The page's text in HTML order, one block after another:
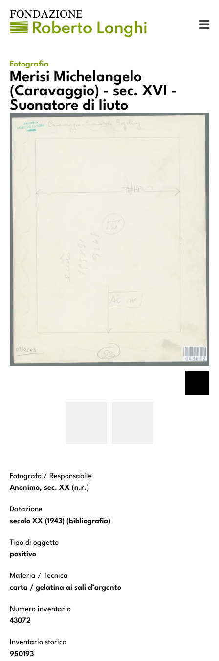
Merisi Michelangelo (Caravaggio) - sec. XVI - Suonatore di
liuto
Merisi Michelangelo
(Caravaggio) - sec. XVI -
Suonatore di liuto
Fotografia
Fotografo / Responsabile
Anonimo, sec. XX (n.r.)
Datazione
secolo XX (1943) (bibliografia)
Tipo di oggetto
positivo
Materia / Tecnica
carta / gelatina ai sali d’argento
Numero inventario
43072
Inventario storico
950193